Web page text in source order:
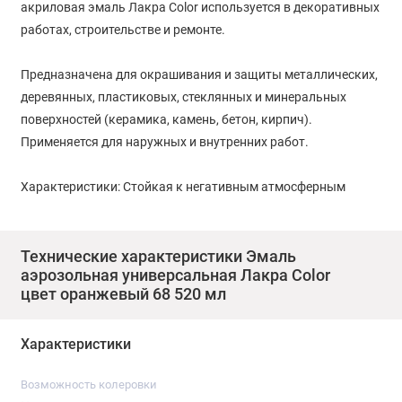
акриловая эмаль Лакра Color используется в декоративных
работах, строительстве и ремонте.
Предназначена для окрашивания и защиты металлических,
деревянных, пластиковых, стеклянных и минеральных
поверхностей (керамика, камень, бетон, кирпич).
Применяется для наружных и внутренних работ.
Характеристики: Стойкая к негативным атмосферным
поверхности. Защищает поверхность от ржавчины. Эмаль
имеет высокую укрывистость, устойчива к выцветанию.
Удобна в нанесении, легко прокрашивает труднодоступные
цветов. Не содержит озоноразрушающих газов.
Типы поверхностей: металлические, деревянные,
Технические характеристики Эмаль
аэрозольная универсальная Лакра Color
цвет оранжевый 68 520 мл
Характеристики
Возможность колеровки